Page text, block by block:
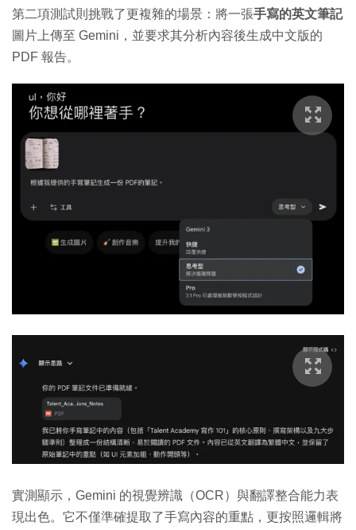
第二項測試則挑戰了更複雜的場景：將一張手寫的英文筆記
圖片上傳至 Gemini，並要求其分析內容後生成中文版的
PDF 報告。
實測顯示，Gemini 的視覺辨識（OCR）與翻譯整合能力表
現出色。它不僅準確提取了手寫內容的重點，更按照邏輯將